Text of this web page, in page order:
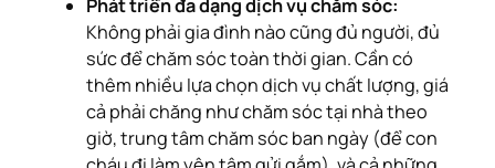
Phát triển đa dạng dịch vụ chăm sóc:
Không phải gia đình nào cũng đủ người, đủ
sức để chăm sóc toàn thời gian. Cần có
thêm nhiều lựa chọn dịch vụ chất lượng, giá
cả phải chăng như chăm sóc tại nhà theo
giờ, trung tâm chăm sóc ban ngày (để con